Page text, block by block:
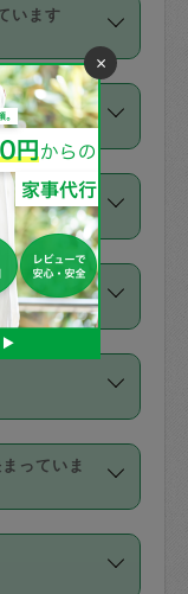
います
。3時間を
機能をご
ただくに
し、合意
す。な
き等はござ
か？
カジさん自
す。
初は制限
ーの平均
高額が上
す。
（Visa／
／
。
クエスト
ロフィー
くても大
ード（Vプ
払にはご利
いませ
いする場
（毎週｜
頼は「ス
用できま
ない代わ
ルは有償
し、依頼
いとなり
詳細」に
っていま
れも１回あ
×